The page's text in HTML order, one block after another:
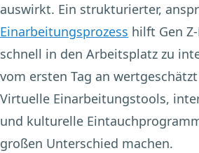
auswirkt. Ein strukturierter,
Einarbeitungsprozess hilft Gen
schnell in den Arbeitsplatz zu
vom ersten Tag an
Virtuelle Einarbeitungstools,
und kulturelle
großen Unterschied machen.